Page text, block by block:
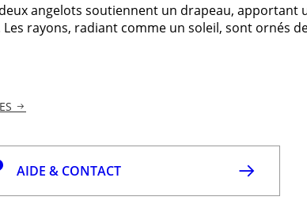
angelots soutiennent un drapeau, apportant
rayons, radiant comme un soleil, sont ornés
AIDE & CONTACT